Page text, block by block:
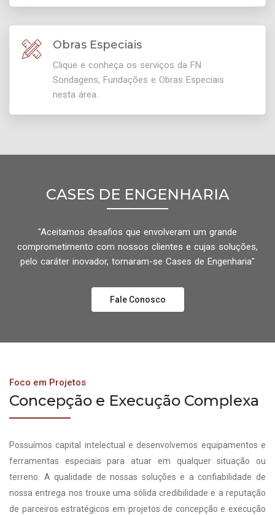
Obras Especiais
Clique e conheça os serviços da FN
Sondagens, Fundações e Obras Especiais
nesta área.
CASES DE ENGENHARIA
"Aceitamos desafios que envolveram um grande
comprometimento com nossos clientes e cujas soluções,
pelo caráter inovador, tornaram-se Cases de Engenharia"
Fale Conosco
Foco em Projetos
Concepção e Execução Complexa
Possuímos capital intelectual e desenvolvemos equipamentos e
ferramentas especiais para atuar em qualquer situação ou
terreno. A qualidade de nossas soluções e a confiabilidade de
nossa entrega nos trouxe uma sólida credibilidade e a reputação
de parceiros estratégicos em projetos de concepção e execução